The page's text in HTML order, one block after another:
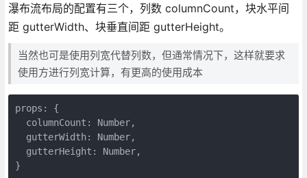
瀑布流布局的配置有三个，列数 columnCount，块水平间
距 gutterWidth、块垂直间距 gutterHeight。
当然也可是使用列宽代替列数，但通常情况下，这样就要求
使用方进行列宽计算，有更高的使用成本
props: {
  columnCount: Number,
  gutterWidth: Number,
  gutterHeight: Number,
}